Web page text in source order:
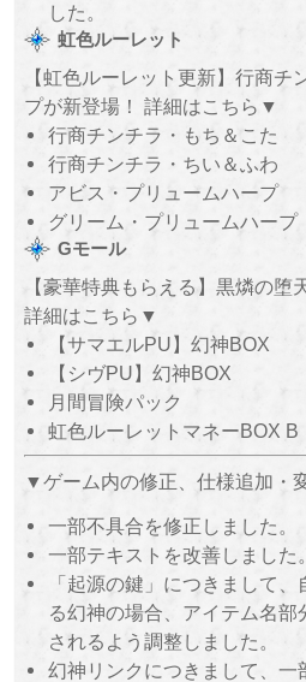
した。
虹色ルーレット
【虹色ルーレット更新】行商チ
プが新登場！ 詳細はこちら▼
行商チンチラ・もち＆こた
行商チンチラ・ちい＆ふわ
アビス・プリュームハープ
グリーム・プリュームハープ
Gモール
【豪華特典もらえる】黒燐の堕
詳細はこちら▼
【サマエルPU】幻神BOX
【シヴPU】幻神BOX
月間冒険パック
虹色ルーレットマネーBOX B
▼ゲーム内の修正、仕様追加・
一部不具合を修正しました。
一部テキストを改善しました。
「起源の鍵」につきまして
る幻神の場合、アイテム名
されるよう調整しました。
幻神リンクにつきまして、一